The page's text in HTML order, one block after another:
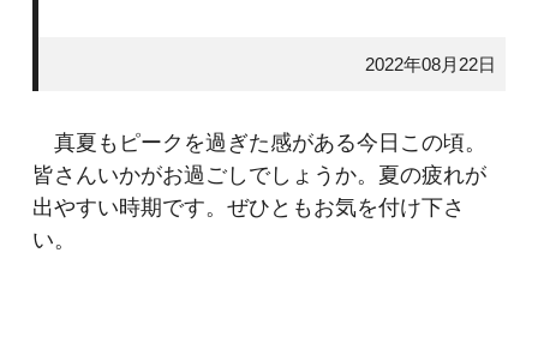
2022年08月22日
真夏もピークを過ぎた感がある今日この頃。
皆さんいかがお過ごしでしょうか。夏の疲れが
出やすい時期です。ぜひともお気を付け下さ
い。